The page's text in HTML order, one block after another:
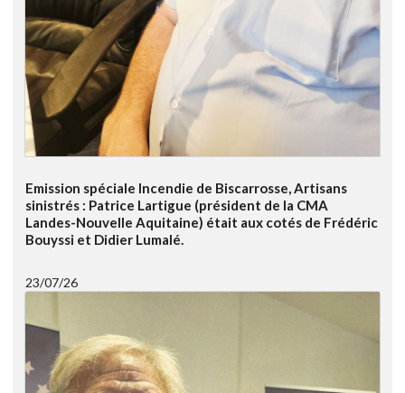
Emission spéciale Incendie de Biscarrosse, Artisans
sinistrés : Patrice Lartigue (président de la CMA
Landes-Nouvelle Aquitaine) était aux cotés de Frédéric
Bouyssi et Didier Lumalé.
23/07/26